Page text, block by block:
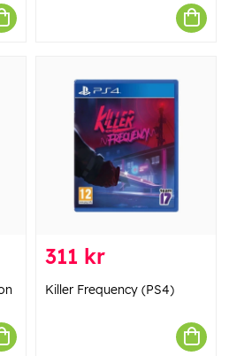
311 kr
Killer Frequency (PS4)